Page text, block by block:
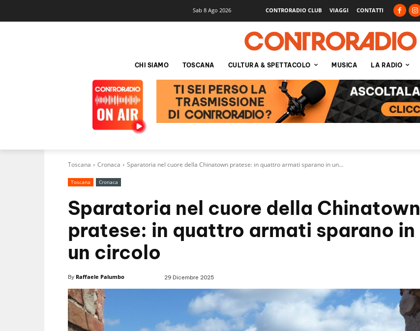
Sab 8 Ago 2026 CONTRORADIO CLUB VIAGGI CONTATTI
CHI SIAMO TOSCANA CULTURA & SPETTACOLO MUSICA LA RADIO
Toscana Cronaca Sparatoria nel cuore della Chinatown pratese: in quattro armati sparano in un...
Toscana Cronaca
Sparatoria nel cuore della Chinatown
pratese: in quattro armati sparano in
un circolo
By Raffaele Palumbo 29 Dicembre 2025